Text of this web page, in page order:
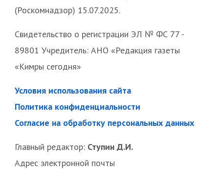
(Роскомнадзор) 15.07.2025.
Свидетельство о регистрации ЭЛ № ФС 77 -
89801 Учредитель: АНО «Редакция газеты
«Кимры сегодня»
Условия использования сайта
Политика конфиденциальности
Согласие на обработку персональных данных
Главный редактор: Ступин Д.И.
Адрес электронной почты